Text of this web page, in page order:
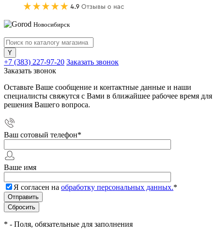
Новосибирск
+7 (383) 227-97-20 Заказать звонок
Заказать звонок
Оставьте Ваше сообщение и контактные данные и наши
специалисты свяжутся с Вами в ближайшее рабочее время для
решения Вашего вопроса.
Ваш сотовый телефон*
Ваше имя
Я согласен на обработку персональных данных.*
* - Поля, обязательные для заполнения